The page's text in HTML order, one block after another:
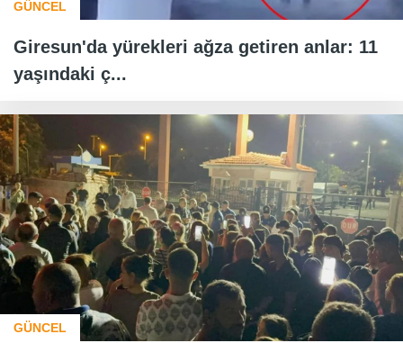
GÜNCEL
Giresun'da yürekleri ağza getiren anlar: 11
yaşındaki ç...
GÜNCEL